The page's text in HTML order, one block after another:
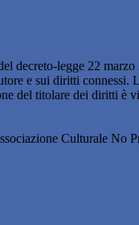
decreto-legge 22
e sui diritti connessi.
del titolare dei diritti è
Culturale No